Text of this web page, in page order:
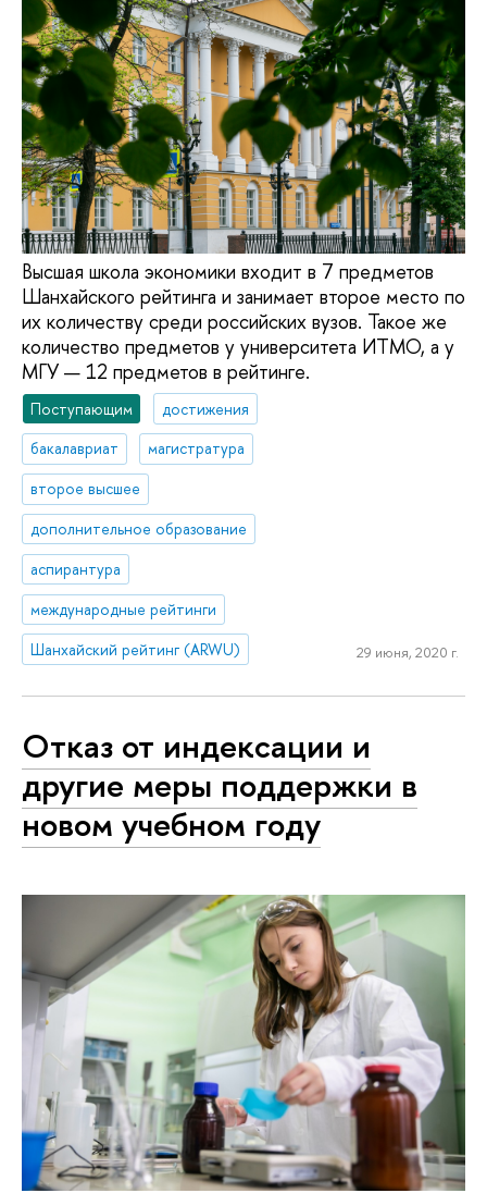
Высшая школа экономики входит в 7 предметов
Шанхайского рейтинга и занимает второе место по
их количеству среди российских вузов. Такое же
количество предметов у университета ИТМО, а у
МГУ — 12 предметов в рейтинге.
Поступающим
достижения
бакалавриат
магистратура
второе высшее
дополнительное образование
аспирантура
международные рейтинги
Шанхайский рейтинг (ARWU)
29 июня, 2020 г.
Отказ от индексации и
другие меры поддержки в
новом учебном году